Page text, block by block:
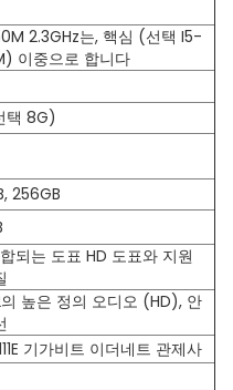
2.3GHz는, 핵심 (선택 I5-
이중으로 합니다
택 8G)
256GB
되는 도표 HD 도표와 지원
높은 정의 오디오 (HD), 안
기가비트 이더네트 관제사